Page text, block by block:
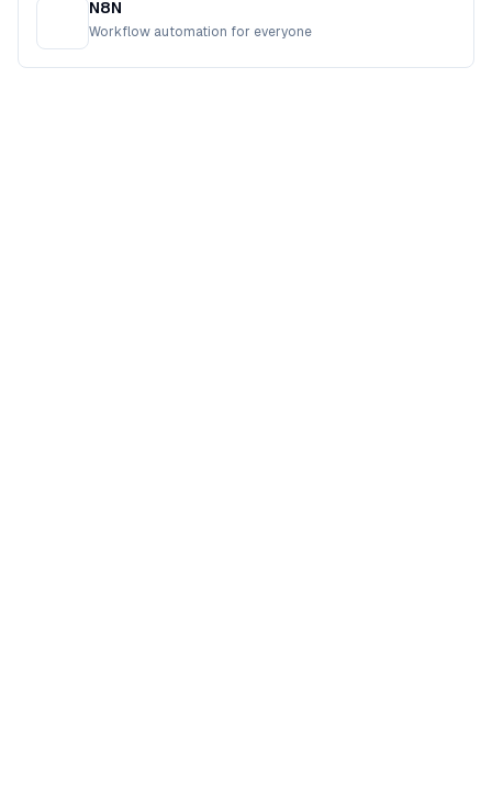
N8N
Workflow automation for everyone